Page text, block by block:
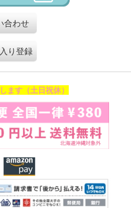
合わせ
り登録
ます（土日祝休）